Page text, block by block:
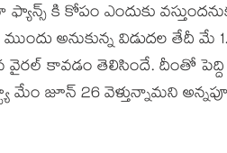
కి కోపం ఎందుకు
అనుకున్న విడుదల తేదీ మే
వైరల్ కావడం తెలిసిందే. దీంతో
మేం జూన్ 26 వెళ్తున్నామని